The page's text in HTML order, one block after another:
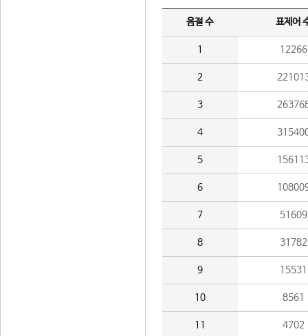
음절 수 표제어
1 12266
2
3
4
5
6
7 51609
8 31782
9 15531
10 8561
11 4702